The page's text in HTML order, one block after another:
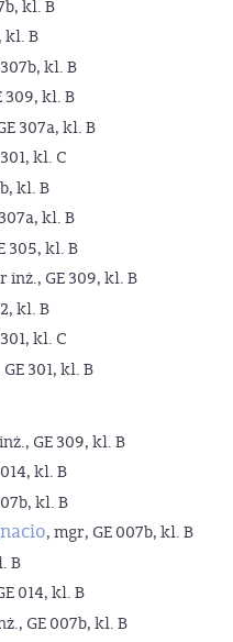
kl. B
kl. B
kl. B
309, kl. B
307a, kl. B
kl. C
kl. B
kl. B
305, kl. B
inż., GE 309, kl. B
kl. B
kl. C
301, kl. B
GE 309, kl. B
kl. B
kl. B
, mgr, GE 007b, kl. B
B
014, kl. B
GE 007b, kl. B